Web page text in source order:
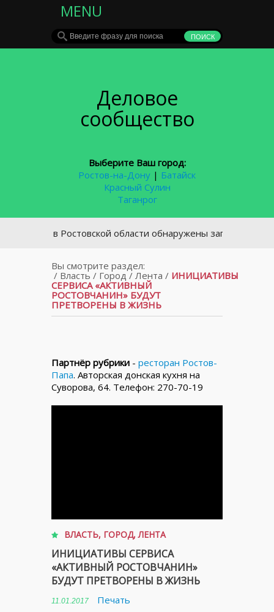
MENU
Деловое
сообщество
Выберите Ваш город:
Ростов-на-Дону | Батайск
Красный Сулин
Таганрог
в Ростовской области обнаружены загадочные знаки
Вы смотрите раздел:
/ Власть / Город / Лента / ИНИЦИАТИВЫ
СЕРВИСА «АКТИВНЫЙ
РОСТОВЧАНИН» БУДУТ
ПРЕТВОРЕНЫ В ЖИЗНЬ
Партнёр рубрики - ресторан Ростов-
Папа. Авторская донская кухня на
Суворова, 64. Телефон: 270-70-19
ВЛАСТЬ, ГОРОД,ЛЕНТА
ИНИЦИАТИВЫ СЕРВИСА
«АКТИВНЫЙ РОСТОВЧАНИН»
БУДУТ ПРЕТВОРЕНЫ В ЖИЗНЬ
11.01.2017
Печать